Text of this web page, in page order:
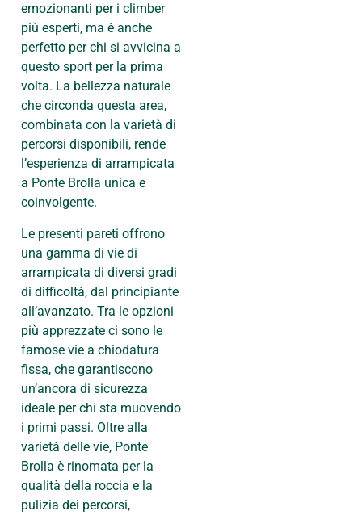
emozionanti per i climber
più esperti, ma è anche
perfetto per chi si avvicina a
questo sport per la prima
volta. La bellezza naturale
che circonda questa area,
combinata con la varietà di
percorsi disponibili, rende
l’esperienza di arrampicata
a Ponte Brolla unica e
coinvolgente.
Le presenti pareti offrono
una gamma di vie di
arrampicata di diversi gradi
di difficoltà, dal principiante
all’avanzato. Tra le opzioni
più apprezzate ci sono le
famose vie a chiodatura
fissa, che garantiscono
un’ancora di sicurezza
ideale per chi sta muovendo
i primi passi. Oltre alla
varietà delle vie, Ponte
Brolla è rinomata per la
qualità della roccia e la
pulizia dei percorsi,